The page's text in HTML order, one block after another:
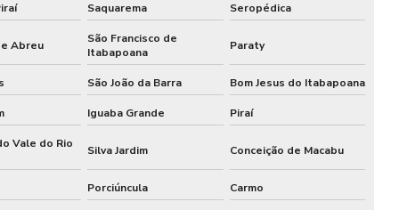
Catraca expedidora de comanda henry
Catraca facial
Catraca fechamento
Saquarema Seropédica
Abreu
São Francisco de
Itabapoana
Paraty
São João da Barra Bom Jesus do Itabapoana
Iguaba Grande Piraí
Vale do Rio
Silva Jardim Conceição de Macabu
Porciúncula Carmo